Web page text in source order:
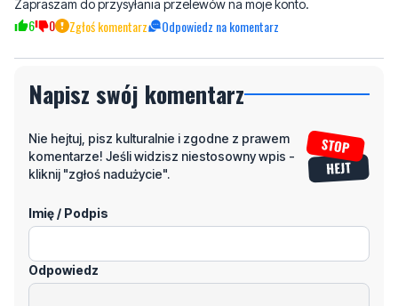
Napisz swój komentarz
komentarze! Jeśli widzisz niestosowny wpis -
kliknij "zgłoś nadużycie".
Imię / Podpis
Odpowiedz
Wiadomość